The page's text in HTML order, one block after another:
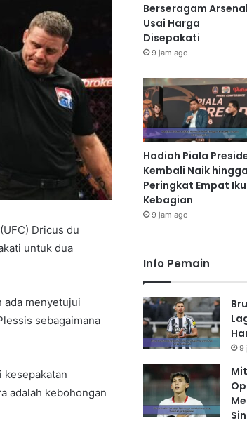
Dricus du
untuk dua
ada menyetujui
sebagaimana
kesepakatan
adalah kebohongan
Berseragam Arsenal
Usai Harga
Disepakati
9 jam ago
Hadiah Piala
Kembali Naik hingga
Peringkat Empat
Kebagian
9 jam ago
Info Pemain
9